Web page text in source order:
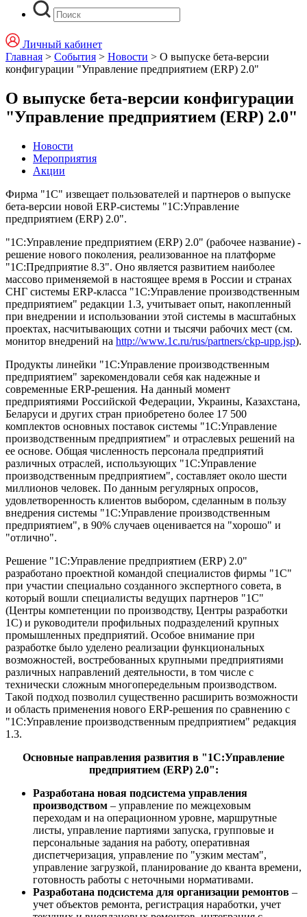
Личный кабинет
Главная > События > Новости > О выпуске бета-версии
конфигурации "Управление предприятием (ERP) 2.0"
О выпуске бета-версии конфигурации
"Управление предприятием (ERP) 2.0"
Новости
Мероприятия
Акции
Фирма "1С" извещает пользователей и партнеров о выпуске
бета-версии новой ERP-системы "1С:Управление
предприятием (ERP) 2.0".
"1С:Управление предприятием (ERP) 2.0" (рабочее название) -
решение нового поколения, реализованное на платформе
"1С:Предприятие 8.3". Оно является развитием наиболее
массово применяемой в настоящее время в России и странах
СНГ системы ERP-класса "1С:Управление производственным
предприятием" редакции 1.3, учитывает опыт, накопленный
при внедрении и использовании этой системы в масштабных
проектах, насчитывающих сотни и тысячи рабочих мест (см.
монитор внедрений на http://www.1c.ru/rus/partners/ckp-upp.jsp).
Продукты линейки "1С:Управление производственным
предприятием" зарекомендовали себя как надежные и
современные ERP-решения. На данный момент
предприятиями Российской Федерации, Украины, Казахстана,
Беларуси и других стран приобретено более 17 500
комплектов основных поставок системы "1С:Управление
производственным предприятием" и отраслевых решений на
ее основе. Общая численность персонала предприятий
различных отраслей, использующих "1С:Управление
производственным предприятием", составляет около шести
миллионов человек. По данным регулярных опросов,
удовлетворенность клиентов выбором, сделанным в пользу
внедрения системы "1С:Управление производственным
предприятием", в 90% случаев оценивается на "хорошо" и
"отлично".
Решение "1С:Управление предприятием (ERP) 2.0"
разработано проектной командой специалистов фирмы "1С"
при участии специально созданного экспертного совета, в
который вошли специалисты ведущих партнеров "1С"
(Центры компетенции по производству, Центры разработки
1С) и руководители профильных подразделений крупных
промышленных предприятий. Особое внимание при
разработке было уделено реализации функциональных
возможностей, востребованных крупными предприятиями
различных направлений деятельности, в том числе с
технически сложным многопередельным производством.
Такой подход позволил существенно расширить возможности
и область применения нового ERP-решения по сравнению с
"1С:Управление производственным предприятием" редакция
1.3.
Основные направления развития в "1С:Управление
предприятием (ERP) 2.0":
Разработана новая подсистема управления
производством – управление по межцеховым
переходам и на операционном уровне, маршрутные
листы, управление партиями запуска, групповые и
персональные задания на работу, оперативная
диспетчеризация, управление по "узким местам",
управление загрузкой, планирование до кванта времени,
готовность работы с неточными нормативами.
Разработана подсистема для организации ремонтов –
учет объектов ремонта, регистрация наработки, учет